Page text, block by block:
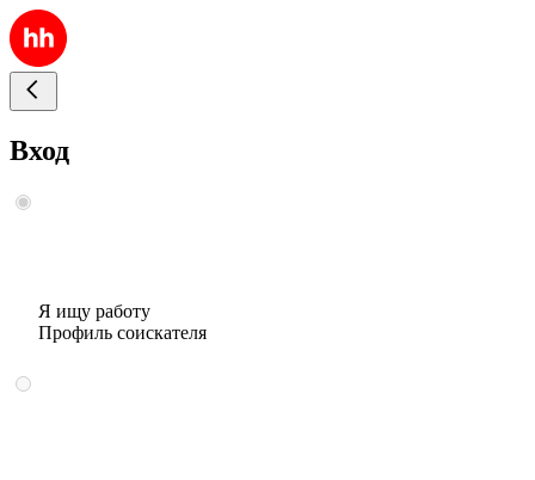
Вход
Я ищу работу
Профиль соискателя